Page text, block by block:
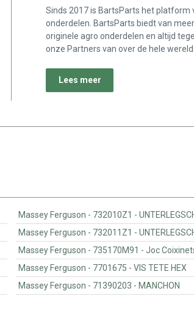
Sinds 2017 is BartsParts het platform
onderdelen. BartsParts biedt van
originele agro onderdelen en altijd
onze Partners van over de hele wereld.
Lees meer
Massey Ferguson - 732010Z1 -
Massey Ferguson - 732011Z1 -
Massey Ferguson - 735170M91 - Joc
Massey Ferguson - 7701675 - VIS TETE HEX
Massey Ferguson - 71390203 - MANCHON